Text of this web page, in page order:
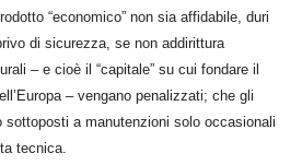
“economico” non sia affidabile, duri
di sicurezza, se non addirittura
– e cioè il “capitale” su cui fondare il
– vengano penalizzati; che gli
a manutenzioni solo occasionali
tecnica.